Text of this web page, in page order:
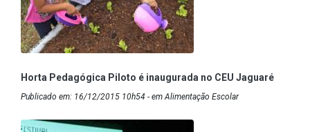
Horta Pedagógica Piloto é inaugurada no CEU Jaguaré
Publicado em: 16/12/2015 10h54 - em Alimentação Escolar